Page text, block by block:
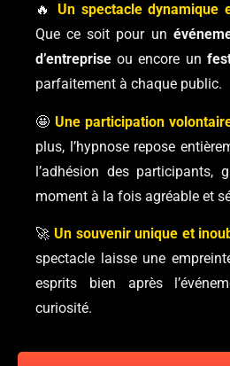
🔥 Un spectacle dynamique
Que ce soit pour un
d’entreprise ou encore un
parfaitement à chaque public.
🤩 Une participation
plus, l’hypnose repose
l’adhésion des participants,
moment à la fois agréable et
🚀 Un souvenir unique et
spectacle laisse une
esprits bien après
curiosité.